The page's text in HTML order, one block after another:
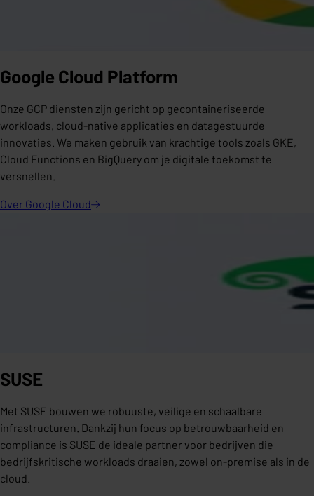
Google Cloud Platform
Onze GCP diensten zijn gericht op gecontaineriseerde
workloads, cloud-native applicaties en datagestuurde
innovaties. We maken gebruik van krachtige tools zoals GKE,
Cloud Functions en BigQuery om je digitale toekomst te
versnellen.
Over Google Cloud
SUSE
Met SUSE bouwen we robuuste, veilige en schaalbare
infrastructuren. Dankzij hun focus op betrouwbaarheid en
compliance is SUSE de ideale partner voor bedrijven die
bedrijfskritische workloads draaien, zowel on-premise als in de
cloud.